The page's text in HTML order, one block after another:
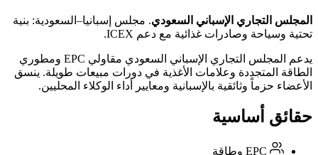
المجلس التجاري الإسباني السعودي. مجلس إسبانيا–السعودية: بنية
تحتية وسياحة وصادرات غذائية مع دعم ICEX.
يدعم المجلس التجاري الإسباني السعودي مقاولي EPC ومطوري
الطاقة المتجددة وعلامات الأغذية في دورات مبيعات طويلة. ينسق
الأعضاء حزماً وثائقية بالإسبانية ومعايير أداء الوكلاء المحليين.
حقائق أساسية
EPC وطاقة